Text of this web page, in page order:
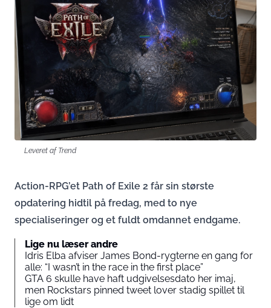
Leveret af Trend
Action-RPG’et Path of Exile 2 får sin største
opdatering hidtil på fredag, med to nye
specialiseringer og et fuldt omdannet endgame.
Lige nu læser andre
Idris Elba afviser James Bond-rygterne en gang for
alle: “I wasn’t in the race in the first place”
GTA 6 skulle have haft udgivelsesdato her imaj,
men Rockstars pinned tweet lover stadig spillet til
lige om lidt